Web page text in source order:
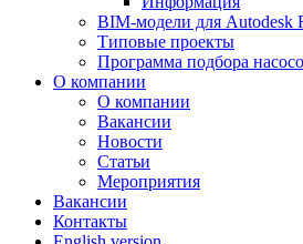
BIM-модели для Autodesk
Типовые проекты
Программа подбора
О компании
О компании
Вакансии
Новости
Статьи
Мероприятия
Вакансии
Контакты